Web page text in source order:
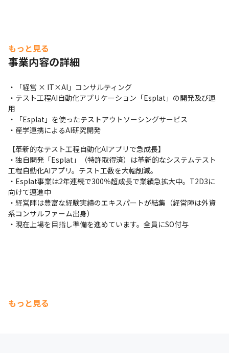
もっと見る
事業内容の詳細
・「経営 × IT×AI」コンサルティング
・テスト工程AI自動化アプリケーション「Esplat」の開発及び運
用
・「Esplat」を使ったテストアウトソーシングサービス
・産学連携によるAI研究開発
【革新的なテスト工程自動化AIアプリで急成長】
・独自開発「Esplat」（特許取得済）は革新的なシステムテスト
工程自動化AIアプリ。テスト工数を大幅削減。
・Esplat事業は2年連続で300％超成長で業績急拡大中。T2D3に
向けて邁進中
・経営陣は豊富な経験実績のエキスパートが結集（経営陣は外資
系コンサルファーム出身）
・現在上場を目指し準備を進めています。全員にSO付与
もっと見る